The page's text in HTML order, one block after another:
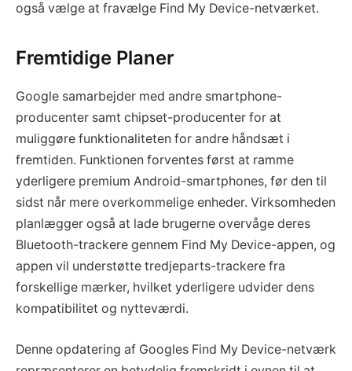
også vælge at fravælge Find My Device-netværket.
Fremtidige Planer
Google samarbejder med andre smartphone-
producenter samt chipset-producenter for at
muliggøre funktionaliteten for andre håndsæt i
fremtiden. Funktionen forventes først at ramme
yderligere premium Android-smartphones, før den til
sidst når mere overkommelige enheder. Virksomheden
planlægger også at lade brugerne overvåge deres
Bluetooth-trackere gennem Find My Device-appen, og
appen vil understøtte tredjeparts-trackere fra
forskellige mærker, hvilket yderligere udvider dens
kompatibilitet og nytteværdi.
Denne opdatering af Googles Find My Device-netværk